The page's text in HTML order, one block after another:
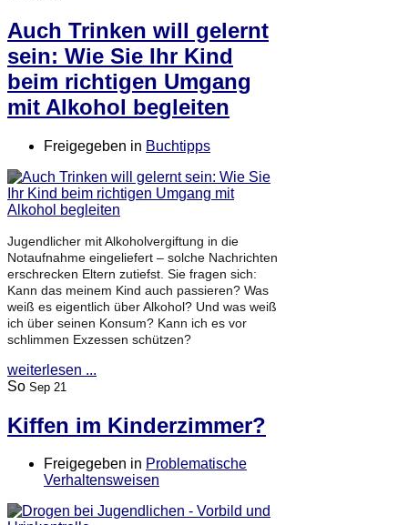
Auch Trinken will gelernt
sein: Wie Sie Ihr Kind
beim richtigen Umgang
mit Alkohol begleiten
Freigegeben in Buchtipps
Jugendlicher mit Alkoholvergiftung in die
Notaufnahme eingeliefert – solche Nachrichten
erschrecken Eltern zutiefst. Sie fragen sich:
Kann das meinem Kind auch passieren? Was
weiß es eigentlich über Alkohol? Und was weiß
ich über seinen Konsum? Kann ich es vor
schlimmen Exzessen schützen?
weiterlesen ...
So Sep 21
Kiffen im Kinderzimmer?
Freigegeben in Problematische
Verhaltensweisen